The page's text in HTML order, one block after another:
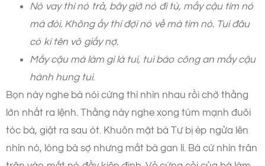
Nó vay thì nó trả, bây giờ nó đi tù, mấy cậu tìm nó
mà đòi. Không ấy thì đợi nó về mà tìm nó. Tui đâu
có kí tên vô giấy nợ.
Mấy cậu mà làm gì là tui, tui báo công an mấy cậu
hành hung tui.
Bọn này nghe bà nói cứng thì nhìn nhau rồi chờ thằng
lớn nhất ra lệnh. Thằng này nghe xong túm mạnh đuôi
tóc bà, giật ra sau ót. Khuôn mặt bà Tư bị ép ngửa lên
nhìn nó, lòng bà sợ nhưng mắt bà gan lì. Bà cứ nhìn trân